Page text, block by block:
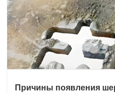
Причины появления